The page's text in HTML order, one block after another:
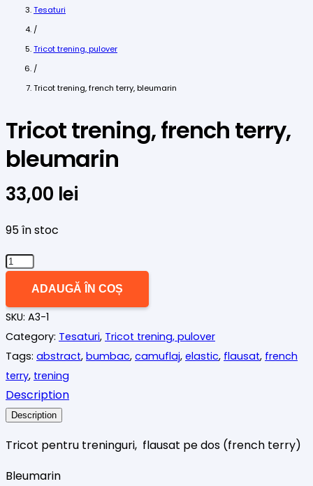
Tesaturi
/
Tricot trening, pulover
/
Tricot trening, french terry, bleumarin
Tricot trening, french terry,
bleumarin
33,00 lei
95 în stoc
Cantitate
french
terry,
bleumarin
ADAUGĂ ÎN COȘ
SKU: A3-1
Category: Tesaturi, Tricot trening, pulover
Tags: abstract, bumbac, camuflaj, elastic, flausat, french
terry, trening
Description
Description
Tricot pentru treninguri, flausat pe dos (french terry)
Bleumarin